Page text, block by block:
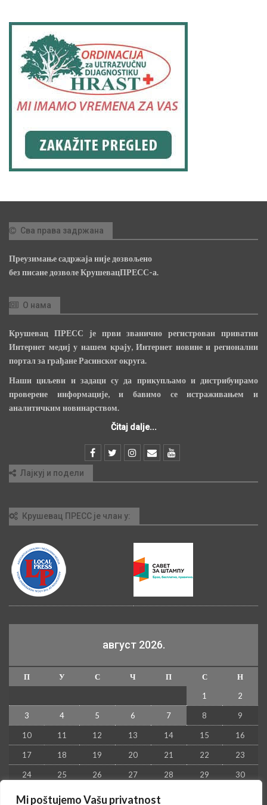
Mi poštujemo Vašu privatnost
Сва права задржана
Преузимање садржаја није дозвољено
без писане дозволе КрушевацПРЕСС-а.
О нама
Крушевац ПРЕСС је први званично регистрован приватни
Интернет медиј у нашем крају, Интернет новине и регионални
портал за грађане Расинског округа.
Наши циљеви и задаци су да прикупљамо и дистрибуирамо
проверене информације, и бавимо се истраживањем и
аналитичким новинарством.
Čitaj dalje...
Лајкуј и подели
Крушевац ПРЕСС је члан у:
август 2026.
П У С Ч П С
Н
1
2
3 4 5 6 7 8 9
10 11 12 13 14 15 16
17 18 19 20 21 22 23
24 25 26 27 28 29 30
31